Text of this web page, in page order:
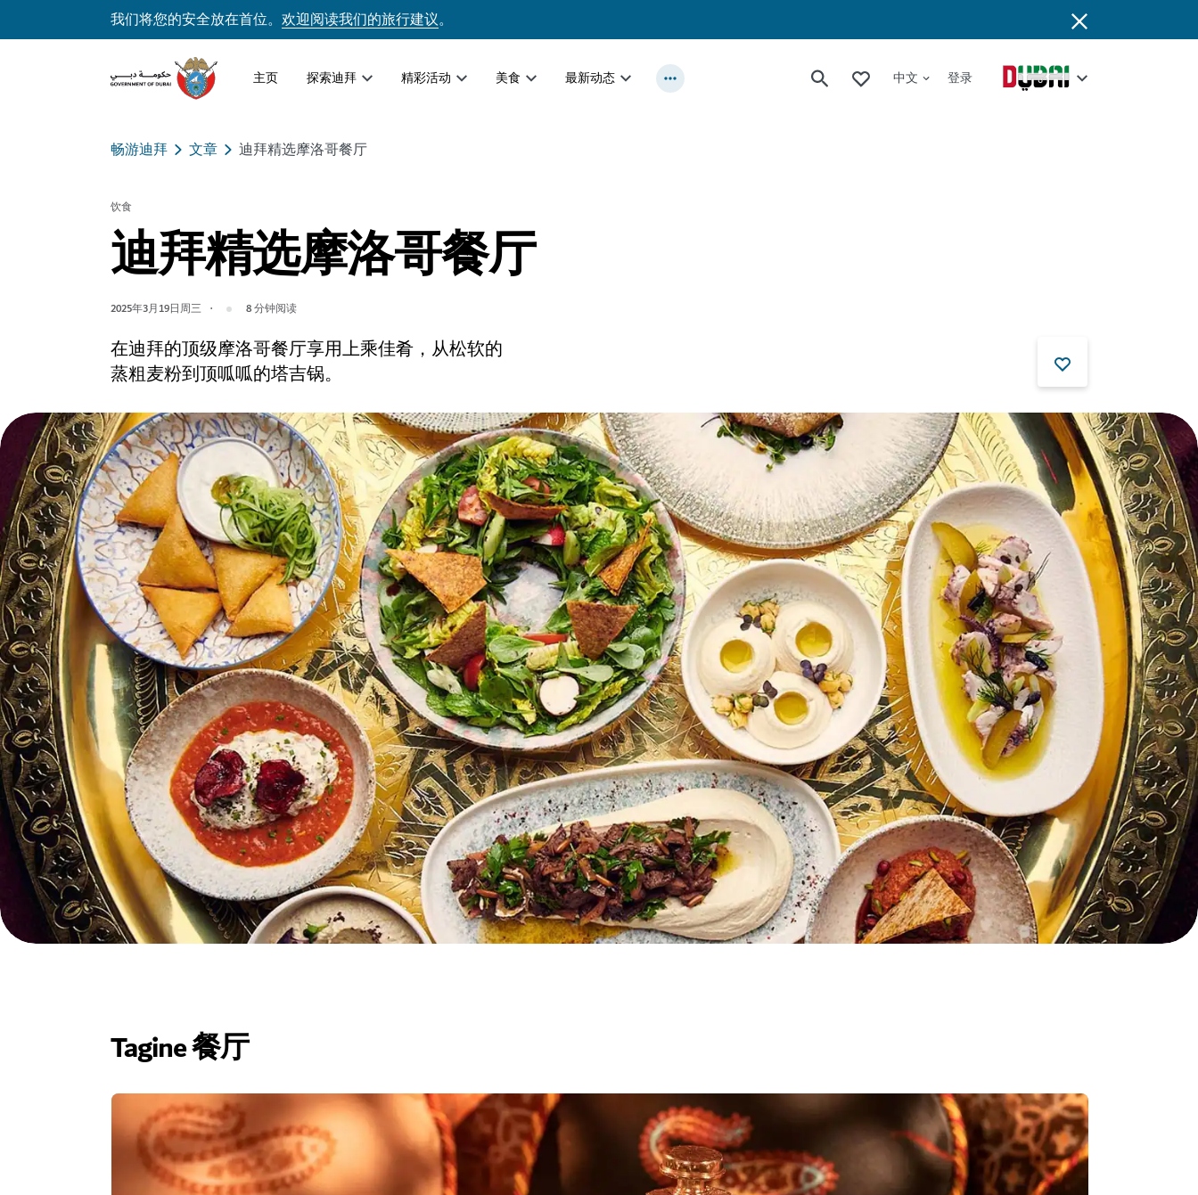
我们将您的安全放在首位。 欢迎阅读我们的旅行建议。
主页 探索迪拜 精彩活动 美食 最新动态 中文 登录
畅游迪拜 文章 迪拜精选摩洛哥餐厅
饮食
迪拜精选摩洛哥餐厅
2025年3月19日周三 8分钟阅读
在迪拜的顶级摩洛哥餐厅享用上乘佳肴，从松软的
蒸粗麦粉到顶呱呱的塔吉锅。
Tagine 餐厅